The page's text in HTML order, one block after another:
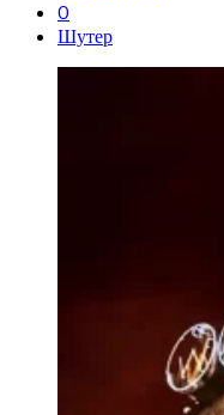
0
Шутер